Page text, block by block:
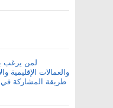
لمن يرغب
والعمالات الإقليمية
طريقة المشاركة في